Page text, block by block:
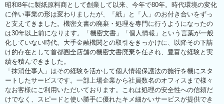
昭和8年に製紙原料商として創業して以来、今年で80年。時代環境の変化
に伴い事業の形は変わりましたが、「紙」と「人」のお付き合いをずっ
と支えてきました。機密文書の廃棄・処理を専門に行うようになったの
は30年以上前になります。「機密文書」「個人情報」という言葉が一般
化していない時代。大手金融機関との取引をきっかけに、以降その下請
け的存在として首都圏全店舗の機密文書廃棄を任され、豊富な経験と実
績を積んできました。
「抹消仕事人」はその経験を活かして個人情報保護法の施行を機にスタ
ートしたサービスです。一部上場企業から社員数名のオフィスまで様々
なお客様にご利用いただいております。これは処理の安全性への信頼だ
けでなく、スピードと使い勝手に優れたキメ細かいサービスが提供でき